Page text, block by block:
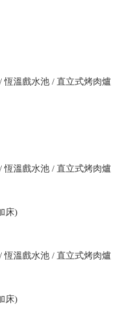
恆溫戲水池 / 直立式烤肉爐
恆溫戲水池 / 直立式烤肉爐
床)
恆溫戲水池 / 直立式烤肉爐
床)